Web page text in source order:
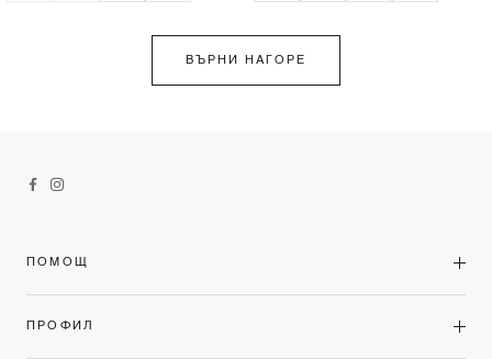
ВЪРНИ НАГОРЕ
ПОМОЩ
ПРОФИЛ